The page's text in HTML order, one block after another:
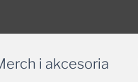
i akcesoria